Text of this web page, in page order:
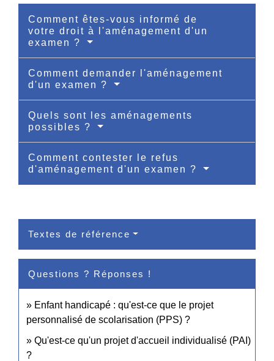
Comment êtes-vous informé de
votre droit à l'aménagement d'un
examen ?
Comment demander l'aménagement
d'un examen ?
Quels sont les aménagements
possibles ?
Comment contester le refus
d'aménagement d'un examen ?
Textes de référence
Questions ? Réponses !
Enfant handicapé : qu'est-ce que le projet
personnalisé de scolarisation (PPS) ?
Qu'est-ce qu'un projet d'accueil individualisé (PAI)
?